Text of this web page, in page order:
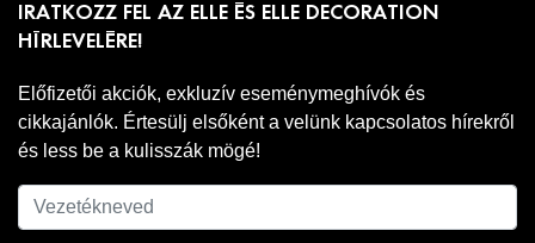
IRATKOZZ FEL AZ ELLE ÉS ELLE DECORATION
HÍRLEVELÉRE!
Előfizetői akciók, exkluzív eseménymeghívók és
cikkajánlók. Értesülj elsőként a velünk kapcsolatos hírekről
és less be a kulisszák mögé!